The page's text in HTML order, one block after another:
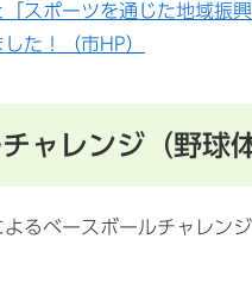
スポーツを通じた地域振
た！（市HP）
ャレンジ（野球
るベースボールチャレン